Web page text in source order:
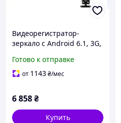
Видеорегистратор-
зеркало с Android 6.1, 3G,
ART-2008
Готово к отправке
от 1143₴/мес
6 858₴
Купить